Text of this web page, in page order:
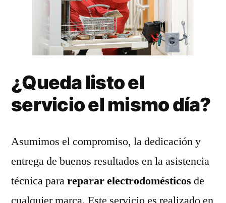
¿Queda listo el
servicio el mismo día?
Asumimos el compromiso, la dedicación y
entrega de buenos resultados en la asistencia
técnica parareparar electrodomésticos de